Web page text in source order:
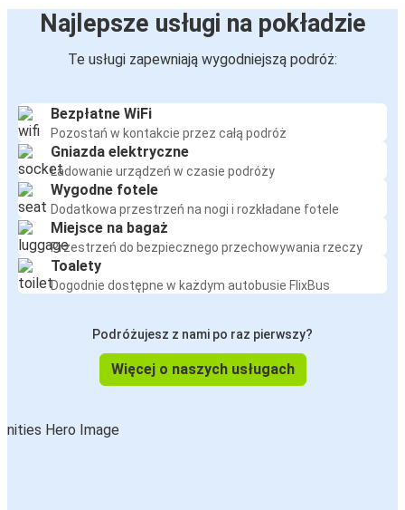
Najlepsze usługi na pokładzie
Te usługi zapewniają wygodniejszą podróż:
Bezpłatne WiFi
Pozostań w kontakcie przez całą podróż
Gniazda elektryczne
Ładowanie urządzeń w czasie podróży
Wygodne fotele
Dodatkowa przestrzeń na nogi i rozkładane fotele
Miejsce na bagaż
Przestrzeń do bezpiecznego przechowywania rzeczy
Toalety
Dogodnie dostępne w każdym autobusie FlixBus
Podróżujesz z nami po raz pierwszy?
Więcej o naszych usługach